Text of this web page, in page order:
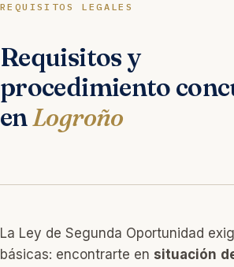
REQUISITOS LEGALES
Requisitos y
procedimiento
enLogroño
La Ley de Segunda Oportunidad
básicas: encontrarte en situación